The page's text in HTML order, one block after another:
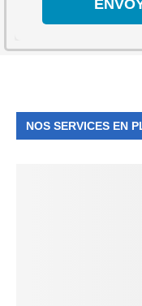
NOS SERVICES EN